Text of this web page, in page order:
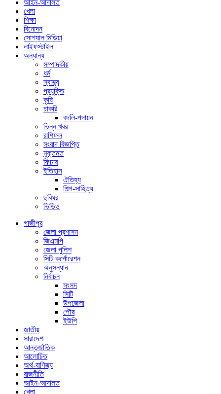
আইন-আদালত
খেলা
শিক্ষা
বিনোদন
সোশ্যাল মিডিয়া
লাইফস্টাইল
অন্যান্য
সম্পাদকীয়
ধর্ম
স্বাস্থ্য
প্রযুক্তি
কৃষি
চাকরি
বদলি-পদায়ন
ভিন্ন খবর
রাশিফল
সংবাদ বিজ্ঞপ্তি
মুক্তমত
ফিচার
ইতিহাস
ঐতিহ্য
শিল্প-সাহিত্য
ছবিঘর
ভিডিও
গাজীপুর
জেলা প্রশাসন
জিএমপি
জেলা পুলিশ
সিটি কর্পোরেশন
অনুসন্ধান
নির্বাচন
সংসদ
সিটি
উপজেলা
পৌর
ইউপি
জাতীয়
সারাদেশ
আন্তর্জাতিক
আলোচিত
অর্থ-বাণিজ্য
রাজনীতি
আইন-আদালত
খেলা